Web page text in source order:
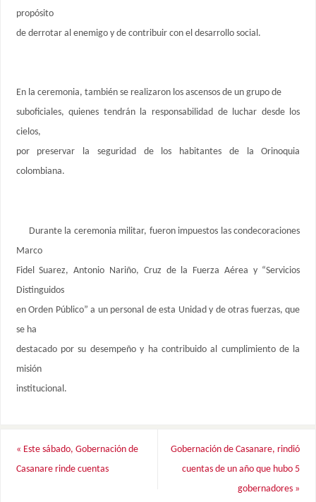
propósito
de derrotar al enemigo y de contribuir con el desarrollo social.
En la ceremonia, también se realizaron los ascensos de un grupo de
suboficiales, quienes tendrán la responsabilidad de luchar desde los
cielos,
por preservar la seguridad de los habitantes de la Orinoquia
colombiana.
Durante la ceremonia militar, fueron impuestos las condecoraciones
Marco
Fidel Suarez, Antonio Nariño, Cruz de la Fuerza Aérea y “Servicios
Distinguidos
en Orden Público” a un personal de esta Unidad y de otras fuerzas, que
se ha
destacado por su desempeño y ha contribuido al cumplimiento de la
misión
institucional.
« Este sábado, Gobernación de
Casanare rinde cuentas
Gobernación de Casanare, rindió
cuentas de un año que hubo 5
gobernadores »